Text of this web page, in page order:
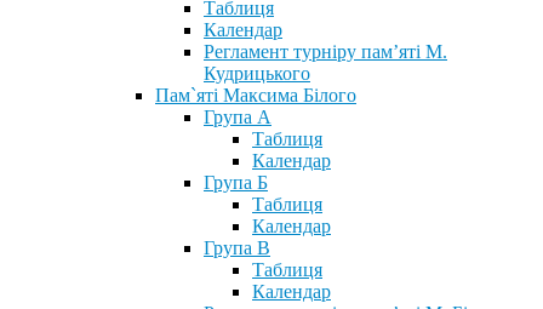
Таблиця
Календар
Регламент турніру пам’яті М.
Кудрицького
Пам`яті Максима Білого
Група А
Таблиця
Календар
Група Б
Таблиця
Календар
Група В
Таблиця
Календар